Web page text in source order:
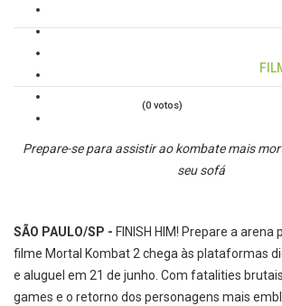
(0 votos)
Prepare-se para assistir ao kombate mais
seu sofá
SÃO PAULO/SP - FINISH HIM! Prepare a arena
filme Mortal Kombat 2 chega às plataformas
e aluguel em 21 de junho. Com fatalities
games e o retorno dos personagens mais